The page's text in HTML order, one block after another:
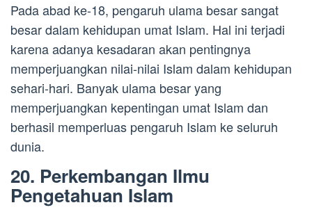
Pada abad ke-18, pengaruh ulama besar sangat
besar dalam kehidupan umat Islam. Hal ini terjadi
karena adanya kesadaran akan pentingnya
memperjuangkan nilai-nilai Islam dalam kehidupan
sehari-hari. Banyak ulama besar yang
memperjuangkan kepentingan umat Islam dan
berhasil memperluas pengaruh Islam ke seluruh
dunia.
20. Perkembangan Ilmu
Pengetahuan Islam